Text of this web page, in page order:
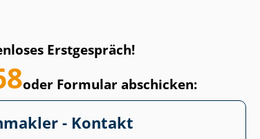
Erstgespräch!
oder Formular abschicken:
- Kontakt